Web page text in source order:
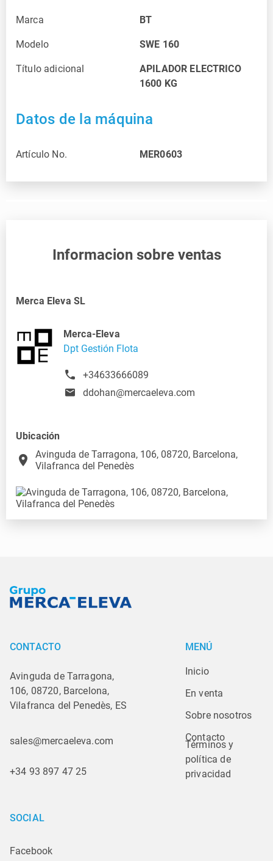
Marca BT
Modelo SWE 160
Título adicional
APILADOR ELECTRICO
1600 KG
Datos de la máquina
Artículo No. MER0603
Informacion sobre ventas
Merca Eleva SL
Merca-Eleva
Dpt Gestión Flota
+34633666089
ddohan@mercaeleva.com
Ubicación
place
Avinguda de Tarragona, 106, 08720, Barcelona,
Vilafranca del Penedès
CONTACTO
Avinguda de Tarragona,
106, 08720, Barcelona,
Vilafranca del Penedès, ES
sales@mercaeleva.com
+34 93 897 47 25
MENÚ
Inicio
En venta
Sobre nosotros
Contacto
Términos y
política de
privacidad
SOCIAL
Facebook